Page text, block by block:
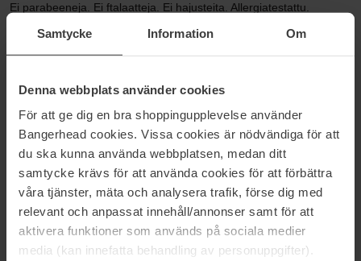
Samtycke Information Om
Denna webbplats använder cookies
För att ge dig en bra shoppingupplevelse använder
Bangerhead cookies. Vissa cookies är nödvändiga för att
du ska kunna använda webbplatsen, medan ditt
samtycke krävs för att använda cookies för att förbättra
våra tjänster, mäta och analysera trafik, förse dig med
relevant och anpassat innehåll/annonser samt för att
aktivera funktioner som används på sociala medier
media (kan innefatta behandling av personuppgifter).
Ei parabeeneja. Ei ftalaatteja. Ei hajusteita. Allergiatestattu.
Koko: 50 ml
Tuotenumero: 55382
Kategoriat:
Aurinko
Aurinkorasvat & aurinkovoiteet
Aurinkosuoja kasvot
Maximum Energizer Anti-Fatigue Hydrating Concentrate